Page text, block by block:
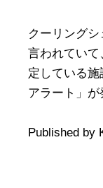
クーリング
言われてい
定している
アラート」
Published by